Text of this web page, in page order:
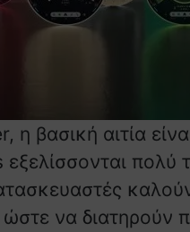
βασική αιτία
πολύ
να διατηρούν